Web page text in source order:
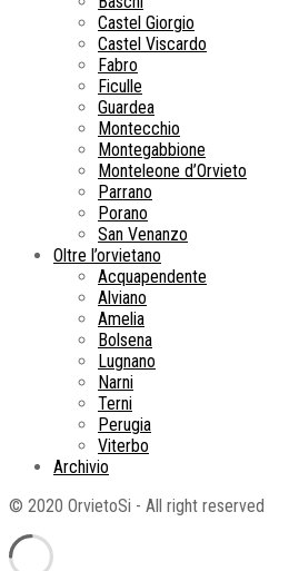
Castel Giorgio
Castel Viscardo
Fabro
Ficulle
Guardea
Montecchio
Montegabbione
Monteleone d’Orvieto
Parrano
Porano
San Venanzo
Oltre l’orvietano
Acquapendente
Alviano
Amelia
Bolsena
Lugnano
Narni
Terni
Perugia
Viterbo
Archivio
© 2020 OrvietoSi - All right reserved